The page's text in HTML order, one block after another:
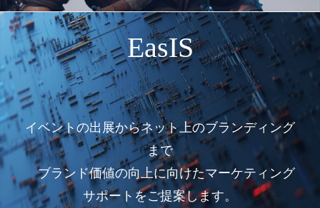
EasIS
イベントの出展からネット上のブランディング
まで
ブランド価値の向上に向けたマーケティング
サポートをご提案します。